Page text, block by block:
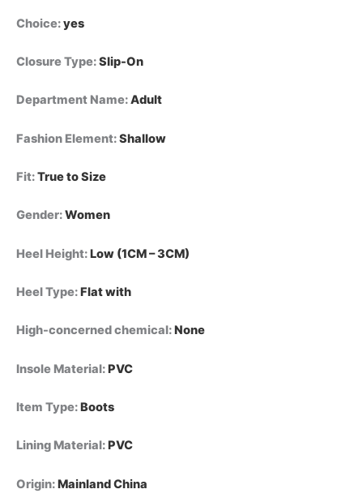
للماء
للانزلاق،
مطاطية
في
مطر
من
PVC،
أحذية
quantity
Choice:yes
Closure Type:Slip-On
Department Name:Adult
Fashion Element:Shallow
Fit:True to Size
Gender:Women
Heel Height:Low (1CM – 3CM)
Heel Type:Flat with
High-concerned chemical: None
Insole Material:PVC
Item Type:Boots
Lining Material: PVC
Origin:Mainland China